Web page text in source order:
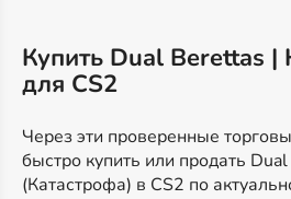
Купить Dual Berettas |
для CS2
Через эти проверенные
быстро купить или продать
(Катастрофа) в CS2 по